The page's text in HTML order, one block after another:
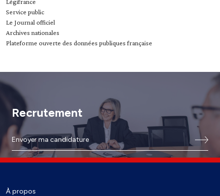
Service public
Le Journal officiel
Archives nationales
Plateforme ouverte des données publiques française
Recrutement
Envoyer ma candidature
À propos